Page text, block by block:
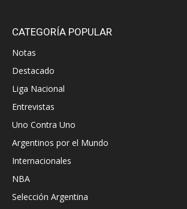
CATEGORÍA POPULAR
Notas
Destacado
Liga Nacional
Entrevistas
Uno Contra Uno
Argentinos por el Mundo
Internacionales
NBA
Selección Argentina